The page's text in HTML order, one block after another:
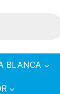
BLANCA